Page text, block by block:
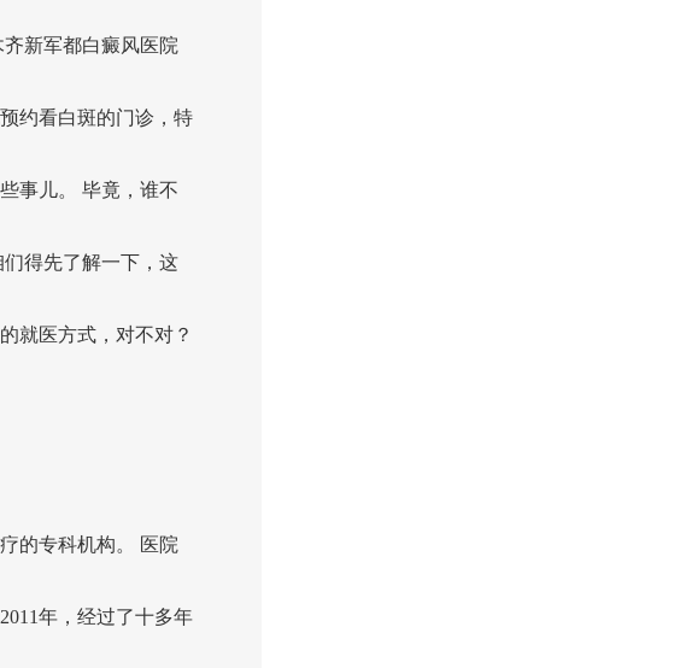
新军都白癜风医院
约看白斑的门诊，特
事儿。 毕竟，谁不
得先了解一下，这
就医方式，对不对？
的专科机构。 医院
年，经过了十多年